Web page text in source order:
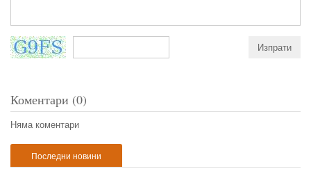
Коментари (0)
Няма коментари
Последни новини